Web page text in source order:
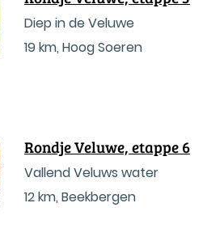
Diep in de Veluwe
19 km, Hoog Soeren
Rondje Veluwe, etappe 6
Vallend Veluws water
12 km, Beekbergen